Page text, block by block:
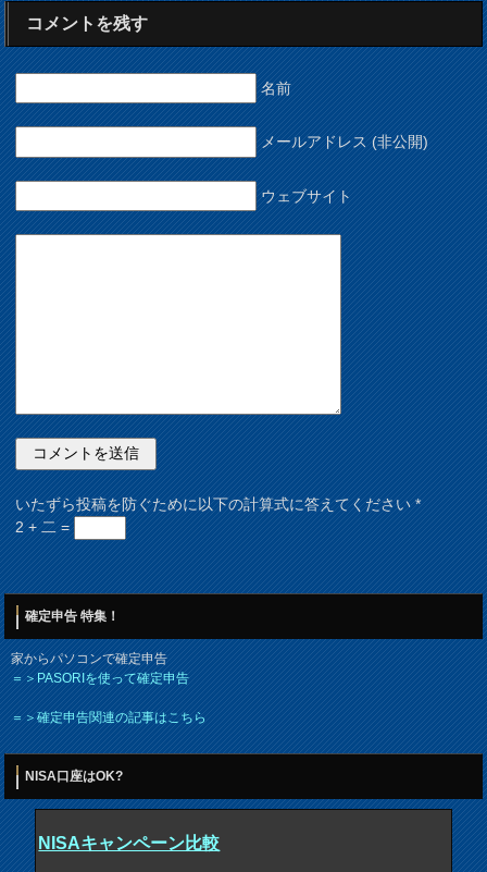
コメントを残す
名前
メールアドレス (非公開)
ウェブサイト
いたずら投稿を防ぐために以下の計算式に答えてください*
2 + 二 =
確定申告 特集！
家からパソコンで確定申告
＝＞PASORIを使って確定申告
＝＞確定申告関連の記事はこちら
NISA口座はOK?
NISAキャンペーン比較